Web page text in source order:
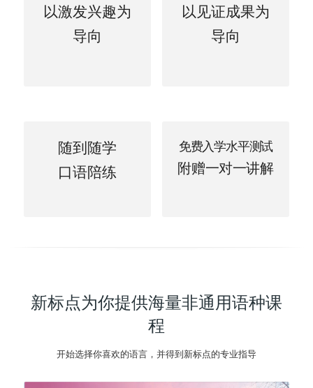
以激发兴趣为
导向
以见证成果为
导向
随到随学
口语陪练
免费入学水平测试
附赠一对一讲解
新标点为你提供海量非通用语种课
程
开始选择你喜欢的语言，并得到新标点的专业指导